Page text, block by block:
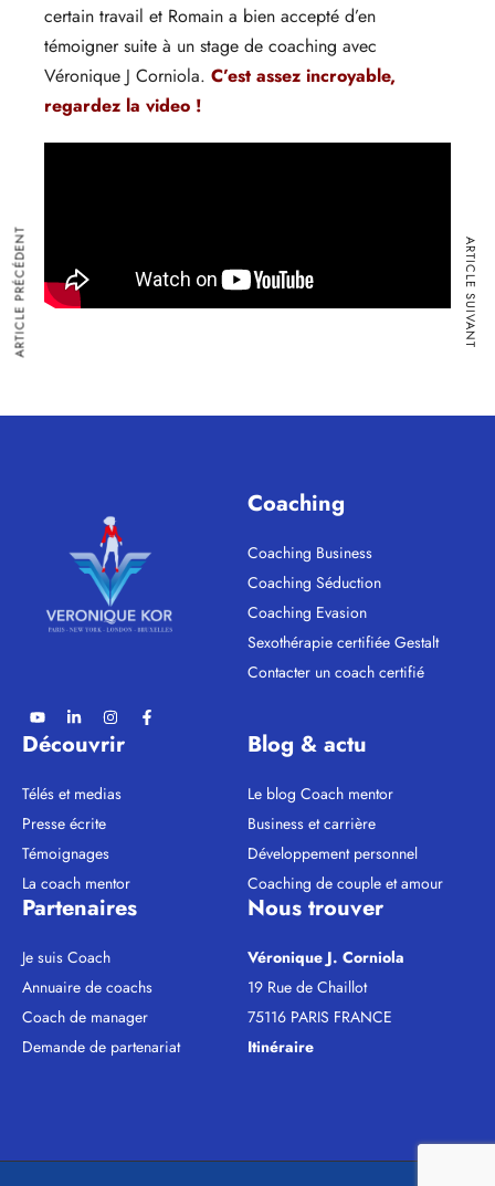
certain travail et Romain a bien accepté d’en
témoigner suite à un stage de coaching avec
Véronique J Corniola. C’est assez incroyable,
regardez la video !
ARTICLE PRÉCÉDENT ARTICLE SUIVANT
Coaching
Coaching Business
Coaching Séduction
Coaching Evasion
Sexothérapie certifiée Gestalt
Contacter un coach certifié
Découvrir
Télés et medias
Presse écrite
Témoignages
La coach mentor
Blog & actu
Le blog Coach mentor
Business et carrière
Développement personnel
Coaching de couple et amour
Partenaires
Je suis Coach
Annuaire de coachs
Coach de manager
Demande de partenariat
Nous trouver
Véronique J. Corniola
19 Rue de Chaillot
75116 PARIS FRANCE
Itinéraire